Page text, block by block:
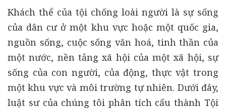
Khách thể của tội chống loài người là sự sống
của dân cư ở một khu vực hoặc một quốc gia,
nguồn sống, cuộc sống văn hoá, tinh thần của
một nước, nền tảng xã hội của một xã hội, sự
sống của con người, của động, thực vật trong
một khu vực và môi trường tự nhiên. Dưới đây,
luật sư của chúng tôi phân tích cấu thành Tội